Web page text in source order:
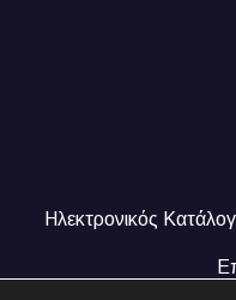
Ηλεκτρονικός